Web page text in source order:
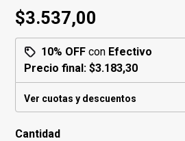
$3.537,00
10% OFF con Efectivo
Precio final:$3.183,30
Ver cuotas y descuentos
Cantidad